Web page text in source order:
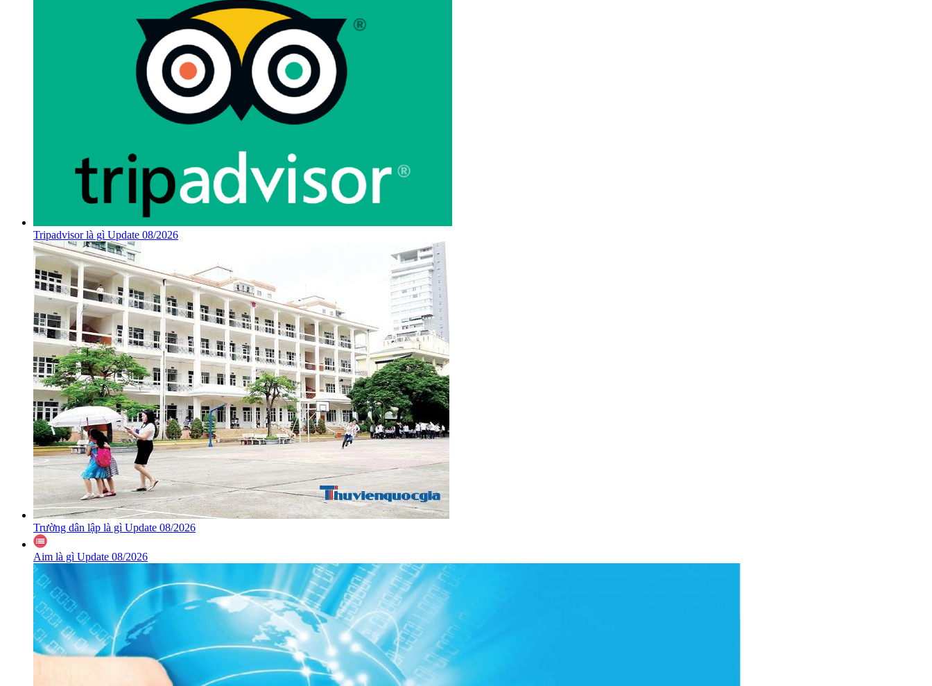
Tripadvisor là gì Update 08/2026
Trường dân lập là gì Update 08/2026
Aim là gì Update 08/2026